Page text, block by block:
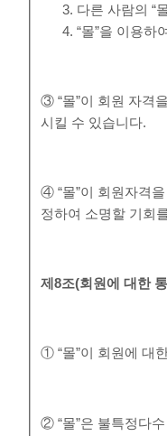
다른 사람의 “
“몰”을 이용하
③ “몰”이 회원 자격
시킬 수 있습니다.
④ “몰”이 회원자격
정하여 소명할 기회
제8조(회원에 대한
① “몰”이 회원에 대
② “몰”은 불특정다